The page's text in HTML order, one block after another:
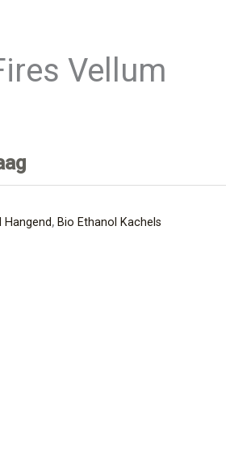
Vellum
Hangend, Bio Ethanol Kachels